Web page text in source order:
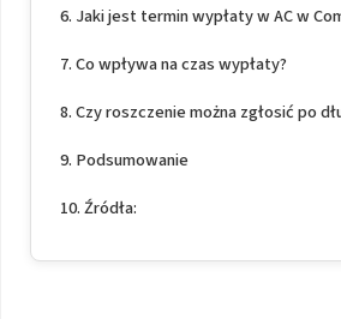
Jaki jest termin wypłaty w AC w
Co wpływa na czas wypłaty?
Czy roszczenie można zgłosić po
Podsumowanie
Źródła: